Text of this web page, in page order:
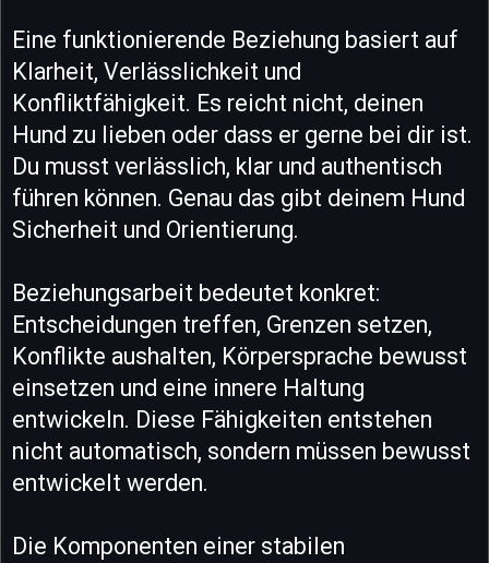
Eine funktionierende Beziehung basiert auf
Klarheit, Verlässlichkeit und
Konfliktfähigkeit. Es reicht nicht, deinen
Hund zu lieben oder dass er gerne bei dir ist.
Du musst verlässlich, klar und authentisch
führen können. Genau das gibt deinem Hund
Sicherheit und Orientierung.
Beziehungsarbeit bedeutet konkret:
Entscheidungen treffen, Grenzen setzen,
Konflikte aushalten, Körpersprache bewusst
einsetzen und eine innere Haltung
entwickeln. Diese Fähigkeiten entstehen
nicht automatisch, sondern müssen bewusst
entwickelt werden.
Die Komponenten einer stabilen